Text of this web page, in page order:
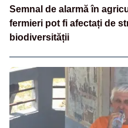
Semnal de alarmă în
fermieri pot fi afectați de
biodiversității